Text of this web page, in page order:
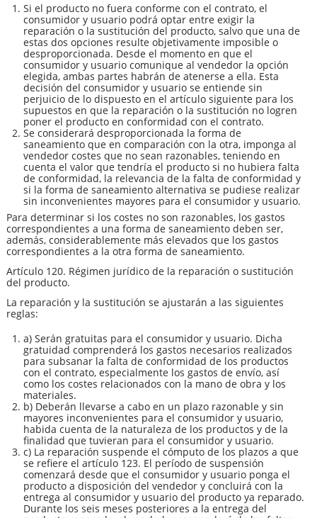
Si el producto no fuera conforme con el contrato, el
consumidor y usuario podrá optar entre exigir la
reparación o la sustitución del producto, salvo que una de
estas dos opciones resulte objetivamente imposible o
desproporcionada. Desde el momento en que el
consumidor y usuario comunique al vendedor la opción
elegida, ambas partes habrán de atenerse a ella. Esta
decisión del consumidor y usuario se entiende sin
perjuicio de lo dispuesto en el artículo siguiente para los
supuestos en que la reparación o la sustitución no logren
poner el producto en conformidad con el contrato.
Se considerará desproporcionada la forma de
saneamiento que en comparación con la otra, imponga al
vendedor costes que no sean razonables, teniendo en
cuenta el valor que tendría el producto si no hubiera falta
de conformidad, la relevancia de la falta de conformidad y
si la forma de saneamiento alternativa se pudiese realizar
sin inconvenientes mayores para el consumidor y usuario.
Para determinar si los costes no son razonables, los gastos
correspondientes a una forma de saneamiento deben ser,
además, considerablemente más elevados que los gastos
correspondientes a la otra forma de saneamiento.
Artículo 120. Régimen jurídico de la reparación o sustitución
del producto.
La reparación y la sustitución se ajustarán a las siguientes
reglas:
a) Serán gratuitas para el consumidor y usuario. Dicha
gratuidad comprenderá los gastos necesarios realizados
para subsanar la falta de conformidad de los productos
con el contrato, especialmente los gastos de envío, así
como los costes relacionados con la mano de obra y los
materiales.
b) Deberán llevarse a cabo en un plazo razonable y sin
mayores inconvenientes para el consumidor y usuario,
habida cuenta de la naturaleza de los productos y de la
finalidad que tuvieran para el consumidor y usuario.
c) La reparación suspende el cómputo de los plazos a que
se refiere el artículo 123. El período de suspensión
comenzará desde que el consumidor y usuario ponga el
producto a disposición del vendedor y concluirá con la
entrega al consumidor y usuario del producto ya reparado.
Durante los seis meses posteriores a la entrega del